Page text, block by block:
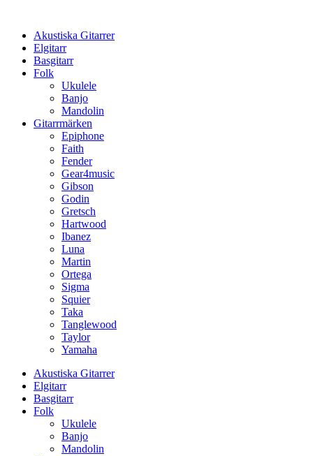
innehållAkustiska Gitarrer
Elgitarr
Basgitarr
Folk
Ukulele
Banjo
Mandolin
Gitarrmärken
Epiphone
Faith
Fender
Gear4music
Gibson
Godin
Gretsch
Hartwood
Ibanez
Luna
Martin
Ortega
Sigma
Squier
Taka
Tanglewood
Taylor
Yamaha
Akustiska Gitarrer
Elgitarr
Basgitarr
Folk
Ukulele
Banjo
Mandolin